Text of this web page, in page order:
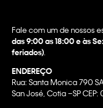
Fale com um de nossos
das 9:00 as 18:00 e às
feriados)
ENDEREÇO
Rua: Santa Monica 790
San José, Cotia –SP CEP: